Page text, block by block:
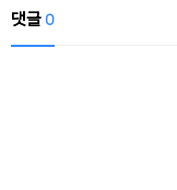
댓글 0